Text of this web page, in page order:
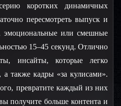
коротких динамичных
пересмотреть выпуск и
эмоциональные или смешные
15–45 секунд. Отлично
инсайты, которые легко
а также кадры «за кулисами».
превратите каждый из них
получите больше контента и